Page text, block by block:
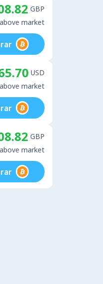
GBP
market
USD
market
GBP
market